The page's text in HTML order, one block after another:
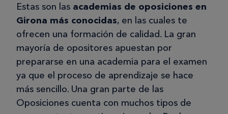
Estas son las academias de oposiciones en
Girona más conocidas, en las cuales te
ofrecen una formación de calidad. La gran
mayoría de opositores apuestan por
prepararse en una academia para el examen
ya que el proceso de aprendizaje se hace
más sencillo. Una gran parte de las
Oposiciones cuenta con muchos tipos de